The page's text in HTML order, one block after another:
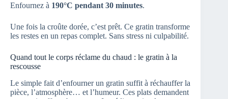
Enfournez à 190°C pendant 30 minutes.
Une fois la croûte dorée, c’est prêt. Ce gratin transforme
les restes en un repas complet. Sans stress ni culpabilité.
Quand tout le corps réclame du chaud : le gratin à la
rescousse
Le simple fait d’enfourner un gratin suffit à réchauffer la
pièce, l’atmosphère… et l’humeur. Ces plats demandent